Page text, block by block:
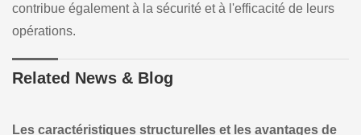
contribue également à la sécurité et à l'efficacité de leurs
opérations.
Related News & Blog
Les caractéristiques structurelles et les avantages de